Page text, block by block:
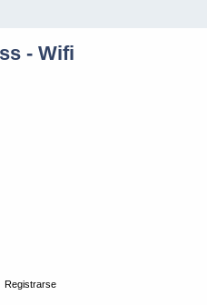
Registrarse